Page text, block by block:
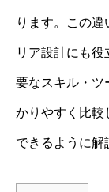
ります。この
リア設計にも
要なスキル・ツ
かりやすく比較
できるように解